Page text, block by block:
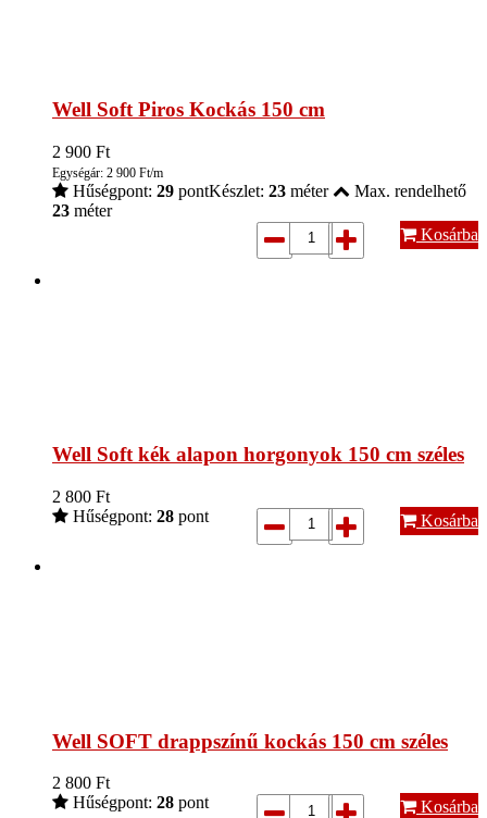
Well Soft Piros Kockás 150 cm
2 900 Ft
Egységár: 2 900 Ft/m
Hűségpont: 29 pontKészlet: 23 méter
Max. rendelhető
23 méter
Kosárba
Well Soft kék alapon horgonyok 150 cm széles
2 800 Ft
Hűségpont: 28 pont Kosárba
Well SOFT drappszínű kockás 150 cm széles
2 800 Ft
Hűségpont: 28 pont Kosárba